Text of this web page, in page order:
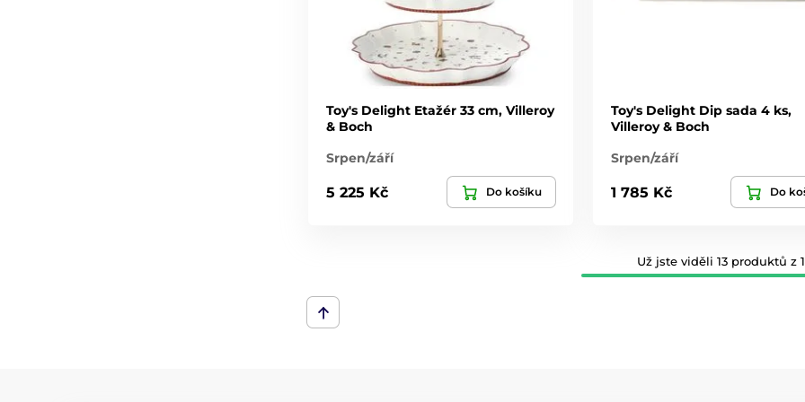
Toy's Delight Etažér 33 cm, Villeroy
& Boch
Srpen/září
5 225 Kč Do košíku
Toy's Delight Dip sada 4 ks,
Villeroy & Boch
Srpen/září
1 785 Kč Do
Už jste viděli 13 produktů z